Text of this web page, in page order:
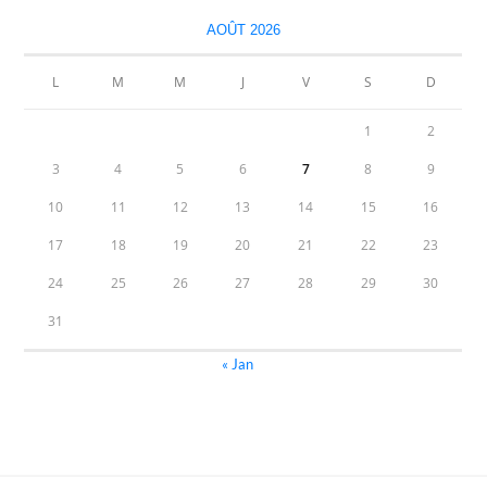
AOÛT 2026
L M M J V S D
1 2
3 4 5 6 7 8 9
10 11 12 13 14 15 16
17 18 19 20 21 22 23
24 25 26 27 28 29 30
31
« Jan